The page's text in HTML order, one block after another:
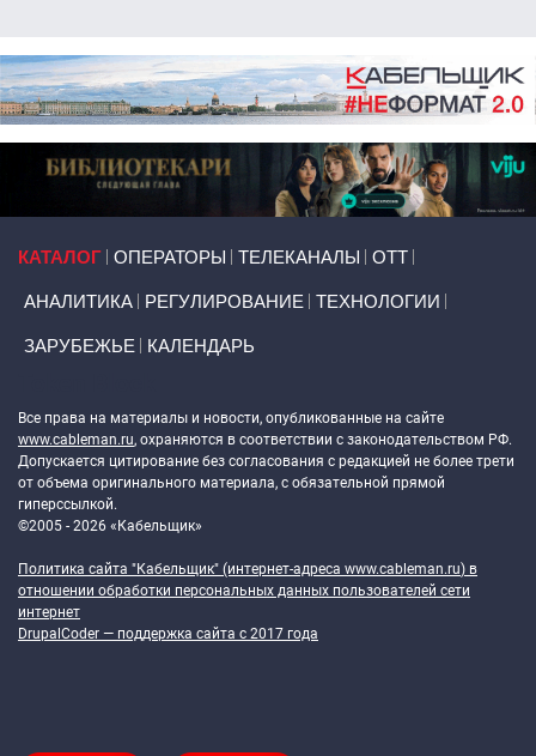
КАТАЛОГ ОПЕРАТОРЫ ТЕЛЕКАНАЛЫ ОТТ
АНАЛИТИКА РЕГУЛИРОВАНИЕ ТЕХНОЛОГИИ
ЗАРУБЕЖЬЕ КАЛЕНДАРЬ
Все права на материалы и новости, опубликованные на сайте
www.cableman.ru, охраняются в соответствии с законодательством РФ.
Допускается цитирование без согласования с редакцией не более трети
от объема оригинального материала, с обязательной прямой
гиперссылкой.
©2005 - 2026 «Кабельщик»
Политика сайта "Кабельщик" (интернет-адреса www.cableman.ru) в
отношении обработки персональных данных пользователей сети
интернет
DrupalCoder — поддержка сайта c 2017 года